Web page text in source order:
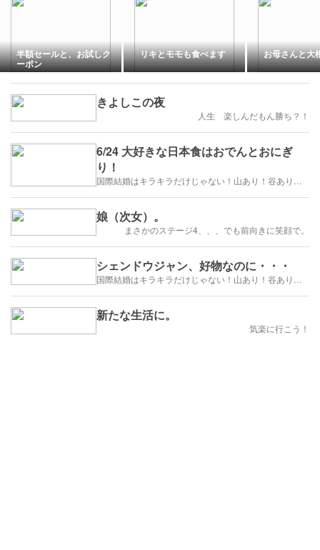
半額セールと、お試しク
ーポン
リキとモモも食べます お母さんと大
きよしこの夜
人生 楽しんだもん勝ち？！
6/24 大好きな日本食はおでんとおにぎ
り！
娘（次女）。
まさかのステージ4、、、でも前向きに笑顔で。
シェンドウジャン、好物なのに・・・
新たな生活に。
気楽に行こう！